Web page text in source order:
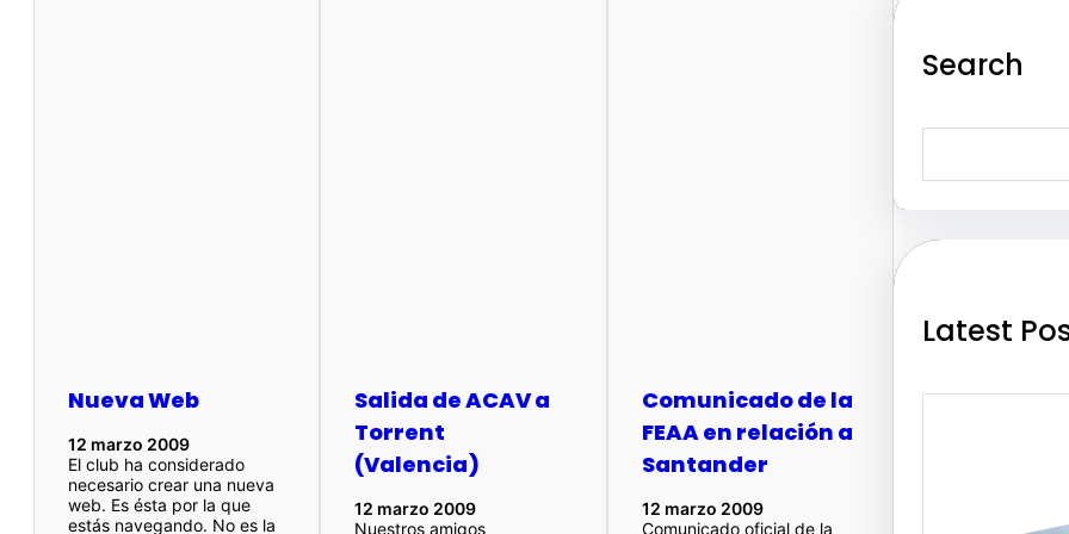
Nueva Web
12 marzo 2009
El club ha considerado
necesario crear una nueva
web. Es ésta por la que
estás navegando. No es la
Salida de ACAV a
Torrent
(Valencia)
12 marzo 2009
Nuestros amigos
Comunicado de la
FEAA en relación a
Santander
12 marzo 2009
Comunicado oficial de la
Search
a
h
Latest